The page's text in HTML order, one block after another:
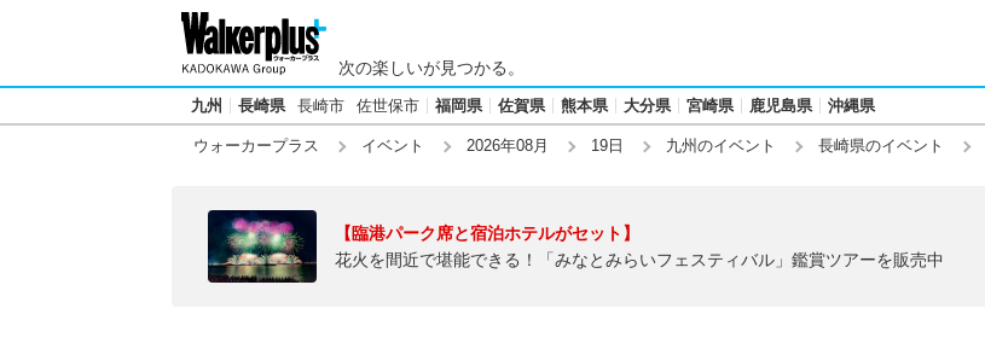
次の楽しいが見つかる。
九州 長崎県 長崎市 佐世保市 福岡県 佐賀県 熊本県 大分県 宮崎県 鹿児島県 沖縄県
ウォーカープラス イベント 2026年08月 19日 九州のイベント 長崎県のイベント
【臨港パーク席と宿泊ホテルがセット】
花火を間近で堪能できる！「みなとみらいフェスティバル」鑑賞ツアーを販売中